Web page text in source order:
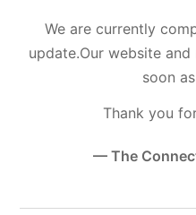
We are currently
update.Our website
soon
Thank you
— The